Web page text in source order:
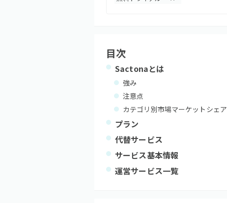
目次
Sactonaとは
強み
注意点
カテゴリ別市場マーケットシェア
プラン
代替サービス
サービス基本情報
運営サービス一覧